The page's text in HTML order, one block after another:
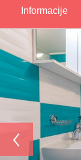
Informacije
‹